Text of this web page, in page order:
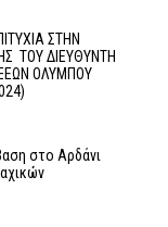
ΣΤΗΝ
ΤΟΥ ΔΙΕΥΘΥΝΤΗ
ΟΛΥΜΠΟΥ
στο Αρδάνι